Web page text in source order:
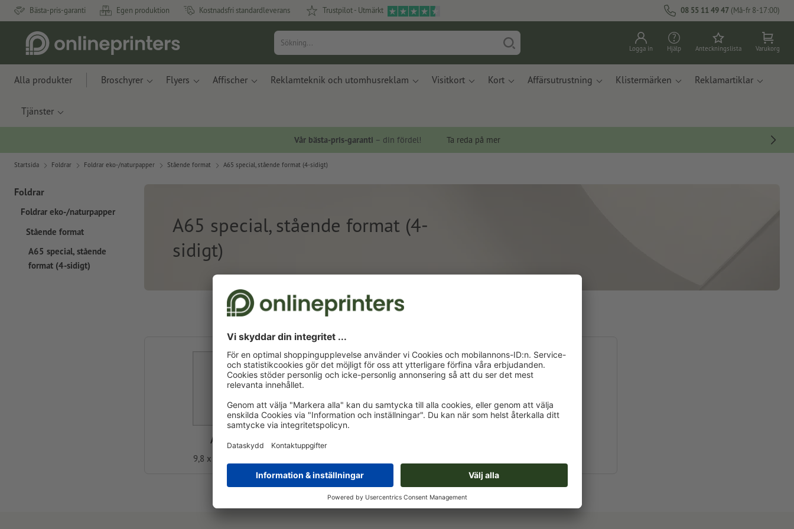
Bästa-pris-garanti Egen produktion Kostnadsfri standardleverans Trustpilot - Utmärkt 08 55 11 49 47 (Må-fr 8-17:00)
Logga in Hjälp Anteckningslista Varukorg
Alla produkter Broschyrer Flyers Affischer Reklamteknik och utomhusreklam Visitkort Kort Affärsutrustning Klistermärken Reklamartiklar
Tjänster
Vår bästa-pris-garanti – din fördel! Ta reda på mer
Startsida Foldrar Foldrar eko-/naturpapper Stående format A65 special, stående format (4-sidigt)
Foldrar
Foldrar eko-/naturpapper
Stående format
A65 special, stående
format (4-sidigt)
A65 special, stående format (4-
sidigt)
A65
9,8 x 21,0 cm